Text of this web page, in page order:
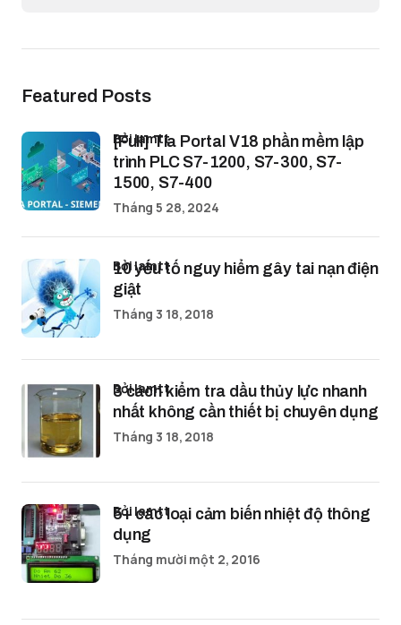
Featured Posts
[Full] Tia Portal V18 phần mềm lập
trình PLC S7-1200, S7-300, S7-
1500, S7-400
bởi lamtt
Tháng 5 28, 2024
10 yếu tố nguy hiểm gây tai nạn điện
giật
bởi lamtt
Tháng 3 18, 2018
3 cách kiểm tra dầu thủy lực nhanh
nhất không cần thiết bị chuyên dụng
bởi lamtt
Tháng 3 18, 2018
5+ các loại cảm biến nhiệt độ thông
dụng
bởi lamtt
Tháng mười một 2, 2016